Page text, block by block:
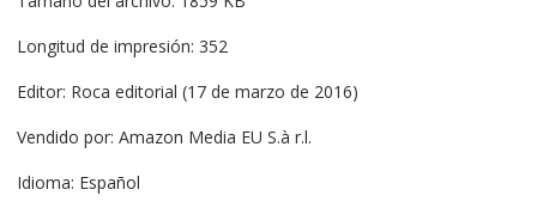
Longitud de impresión: 352
Editor: Roca editorial (17 de marzo de 2016)
Vendido por: Amazon Media EU S.à r.l.
Idioma: Español